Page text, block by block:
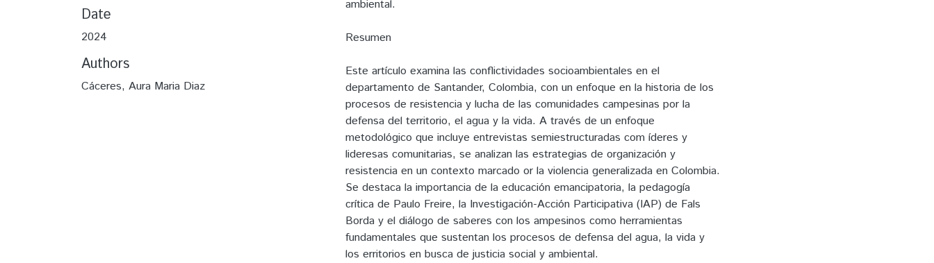
Date
2024
Authors
Cáceres, Aura Maria Diaz
ambiental.
Resumen
Este artículo examina las conflictividades socioambientales en el
departamento de Santander, Colombia, con un enfoque en la historia de los
procesos de resistencia y lucha de las comunidades campesinas por la
defensa del territorio, el agua y la vida. A través de un enfoque
metodológico que incluye entrevistas semiestructuradas com íderes y
lideresas comunitarias, se analizan las estrategias de organización y
resistencia en un contexto marcado or la violencia generalizada en Colombia.
Se destaca la importancia de la educación emancipatoria, la pedagogía
crítica de Paulo Freire, la Investigación-Acción Participativa (IAP) de Fals
Borda y el diálogo de saberes con los ampesinos como herramientas
fundamentales que sustentan los procesos de defensa del agua, la vida y
los erritorios en busca de justicia social y ambiental.